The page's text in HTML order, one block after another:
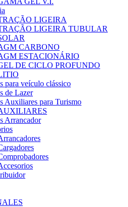
LIGEIRA
LIGEIRA TUBULAR
CARBONO
ESTACIONÁRIO
DE CICLO PROFUNDO
para veículo clássico
de Lazer
Auxiliares para Turismo
Arrancador